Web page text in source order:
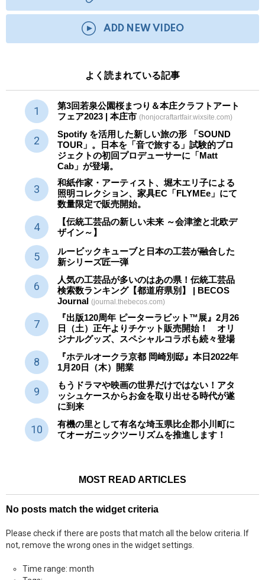
ADD NEW VIDEO
よく読まれている記事
第3回若泉公園桜まつり＆本庄クラフトアート
フェア2023 | 本庄市 (honjocraftartfair.wixsite.com)
Spotify を活用した新しい旅の形 「SOUND
TOUR」。日本を「音で旅する」試験的プロ
ジェクトの初回プロデューサーに「Matt
Cab」が登場。
和紙作家・アーティスト、堀木エリ子による
照明コレクション、家具EC「FLYMEe」にて
数量限定で販売開始。
【伝統工芸品の新しい未来 ～会津塗と北欧デ
ザイン～】
ルービックキューブと日本の工芸が融合した
新シリーズ匠一弾
人気の工芸品が多いのはあの県！伝統工芸品
検索数ランキング【都道府県別】 | BECOS
Journal (journal.thebecos.com)
『出版120周年 ピーターラビット™展』2月26
日（土）正午よりチケット販売開始！ オリ
ジナルグッズ、スペシャルコラボも続々登場
『ホテルオークラ京都 岡崎別邸』本日2022年
1月20日（木）開業
もうドラマや映画の世界だけではない！アタ
ッシュケースからお金を取り出せる時代が遂
に到来
有機の里として有名な埼玉県比企郡小川町に
てオーガニックツーリズムを推進します！
MOST READ ARTICLES
No posts match the widget criteria
Please check if there are posts that match all the below criteria. If
not, remove the wrong ones in the widget settings.
Time range: month